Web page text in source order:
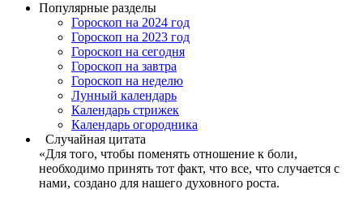
Популярные разделы
Гороскоп на 2024 год
Гороскоп на 2023 год
Гороскоп на сегодня
Гороскоп на завтра
Гороскоп на неделю
Лунный календарь
Календарь стрижек
Календарь огородника
Случайная цитата
«Для того, чтобы поменять отношение к боли,
необходимо принять тот факт, что все, что случается с
нами, создано для нашего духовного роста.